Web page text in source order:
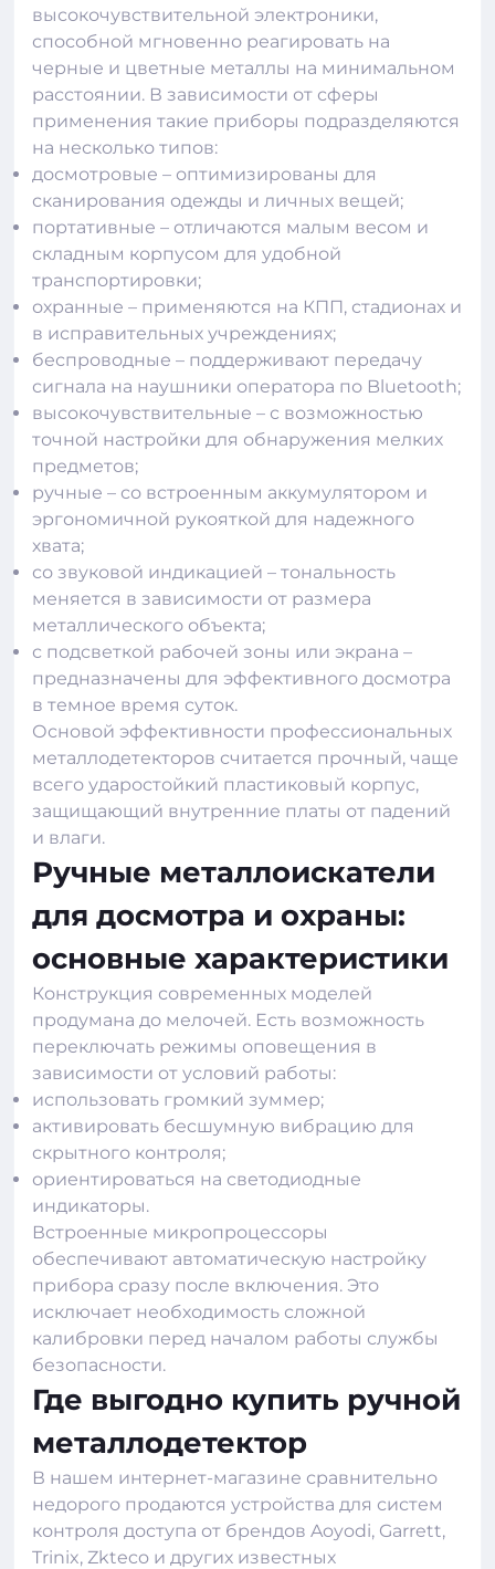
высокочувствительной электроники,
способной мгновенно реагировать на
черные и цветные металлы на минимальном
расстоянии. В зависимости от сферы
применения такие приборы подразделяются
на несколько типов:
досмотровые – оптимизированы для
сканирования одежды и личных вещей;
портативные – отличаются малым весом и
складным корпусом для удобной
транспортировки;
охранные – применяются на КПП, стадионах и
в исправительных учреждениях;
беспроводные – поддерживают передачу
сигнала на наушники оператора по Bluetooth;
высокочувствительные – с возможностью
точной настройки для обнаружения мелких
предметов;
ручные – со встроенным аккумулятором и
эргономичной рукояткой для надежного
хвата;
со звуковой индикацией – тональность
меняется в зависимости от размера
металлического объекта;
с подсветкой рабочей зоны или экрана –
предназначены для эффективного досмотра
в темное время суток.
Основой эффективности профессиональных
металлодетекторов считается прочный, чаще
всего ударостойкий пластиковый корпус,
защищающий внутренние платы от падений
и влаги.
Ручные металлоискатели
для досмотра и охраны:
основные характеристики
Конструкция современных моделей
продумана до мелочей. Есть возможность
переключать режимы оповещения в
зависимости от условий работы:
использовать громкий зуммер;
активировать бесшумную вибрацию для
скрытного контроля;
ориентироваться на светодиодные
индикаторы.
Встроенные микропроцессоры
обеспечивают автоматическую настройку
прибора сразу после включения. Это
исключает необходимость сложной
калибровки перед началом работы службы
безопасности.
Где выгодно купить ручной
металлодетектор
В нашем интернет-магазине сравнительно
недорого продаются устройства для систем
контроля доступа от брендов Aoyodi, Garrett,
Trinix, Zkteco и других известных